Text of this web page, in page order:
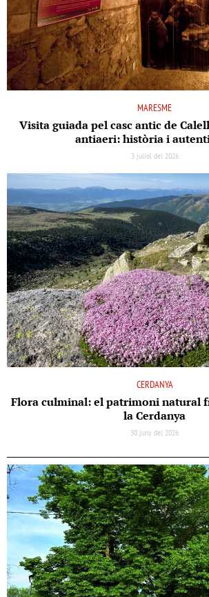
MARESME
Visita guiada pel casc antic de
antiaeri: història i
3 juliol del 2026
CERDANYA
Flora culminal: el patrimoni natural
la Cerdanya
30 juny del 2026